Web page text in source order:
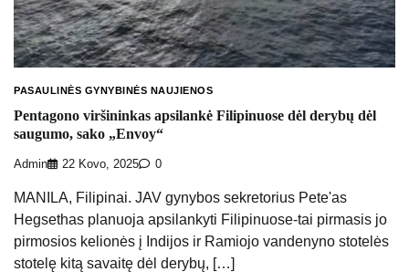
PASAULINĖS GYNYBINĖS NAUJIENOS
Pentagono viršininkas apsilankė Filipinuose dėl derybų dėl
saugumo, sako „Envoy“
Admin 22 Kovo, 2025 0
MANILA, Filipinai. JAV gynybos sekretorius Pete'as
Hegsethas planuoja apsilankyti Filipinuose-tai pirmasis jo
pirmosios kelionės į Indijos ir Ramiojo vandenyno stotelės
stotelę kitą savaitę dėl derybų, […]